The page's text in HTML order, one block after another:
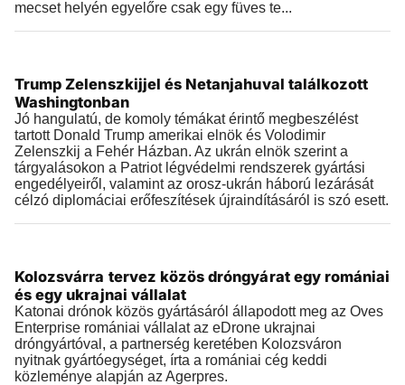
mecset helyén egyelőre csak egy füves te...
2026.07.28 |19:38
Trump Zelenszkijjel és Netanjahuval találkozott
Washingtonban
Jó hangulatú, de komoly témákat érintő megbeszélést
tartott Donald Trump amerikai elnök és Volodimir
Zelenszkij a Fehér Házban. Az ukrán elnök szerint a
tárgyalásokon a Patriot légvédelmi rendszerek gyártási
engedélyeiről, valamint az orosz-ukrán háború lezárását
célzó diplomáciai erőfeszítések újraindításáról is szó esett.
2026.07.28 |13:39
Kolozsvárra tervez közös dróngyárat egy romániai
és egy ukrajnai vállalat
Katonai drónok közös gyártásáról állapodott meg az Oves
Enterprise romániai vállalat az eDrone ukrajnai
dróngyártóval, a partnerség keretében Kolozsváron
nyitnak gyártóegységet, írta a romániai cég keddi
közleménye alapján az Agerpres.